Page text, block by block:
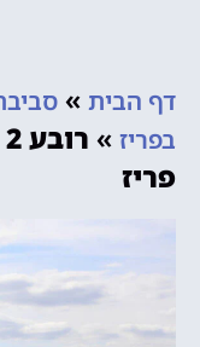
דף הבית »
בפריז »
פריז